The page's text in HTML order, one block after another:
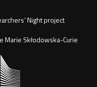
Night project
Marie Skłodowska-Curie